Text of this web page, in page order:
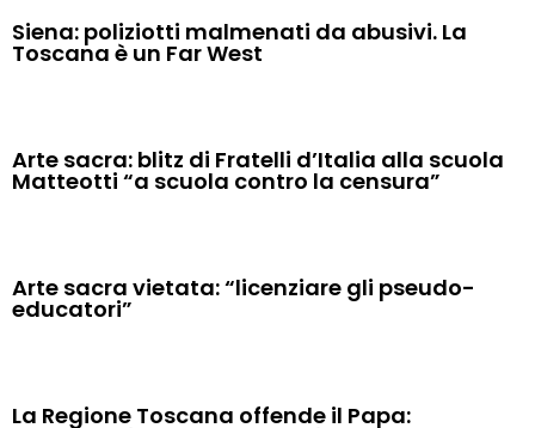
Siena: poliziotti malmenati da abusivi. La
Toscana è un Far West
Arte sacra: blitz di Fratelli d’Italia alla scuola
Matteotti “a scuola contro la censura”
Arte sacra vietata: “licenziare gli pseudo-
educatori”
La Regione Toscana offende il Papa: